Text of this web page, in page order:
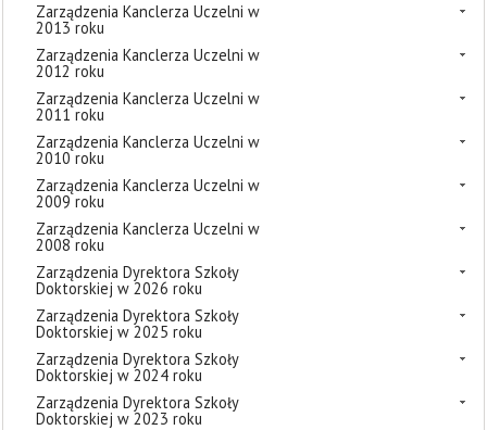
Zarządzenia Kanclerza Uczelni w
2013 roku
Zarządzenia Kanclerza Uczelni w
2012 roku
Zarządzenia Kanclerza Uczelni w
2011 roku
Zarządzenia Kanclerza Uczelni w
2010 roku
Zarządzenia Kanclerza Uczelni w
2009 roku
Zarządzenia Kanclerza Uczelni w
2008 roku
Zarządzenia Dyrektora Szkoły
Doktorskiej w 2026 roku
Zarządzenia Dyrektora Szkoły
Doktorskiej w 2025 roku
Zarządzenia Dyrektora Szkoły
Doktorskiej w 2024 roku
Zarządzenia Dyrektora Szkoły
Doktorskiej w 2023 roku